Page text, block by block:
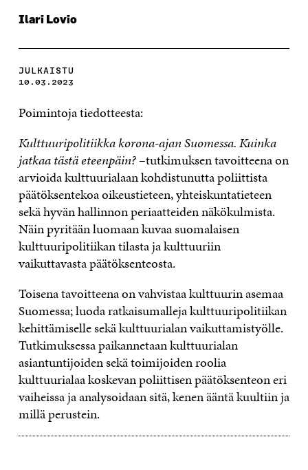
Ilari Lovio
JULKAISTU
10.03.2023
Poimintoja tiedotteesta:
Kulttuuripolitiikka korona-ajan Suomessa. Kuinka
jatkaa tästä eteenpäin?–tutkimuksen tavoitteena on
arvioida kulttuurialaan kohdistunutta poliittista
päätöksentekoa oikeustieteen, yhteiskuntatieteen
sekä hyvän hallinnon periaatteiden näkökulmista.
Näin pyritään luomaan kuvaa suomalaisen
kulttuuripolitiikan tilasta ja kulttuuriin
vaikuttavasta päätöksenteosta.
Toisena tavoitteena on vahvistaa kulttuurin asemaa
Suomessa; luoda ratkaisumalleja kulttuuripolitiikan
kehittämiselle sekä kulttuurialan vaikuttamistyölle.
Tutkimuksessa paikannetaan kulttuurialan
asiantuntijoiden sekä toimijoiden roolia
kulttuurialaa koskevan poliittisen päätöksenteon eri
vaiheissa ja analysoidaan sitä, kenen ääntä kuultiin ja
millä perustein.